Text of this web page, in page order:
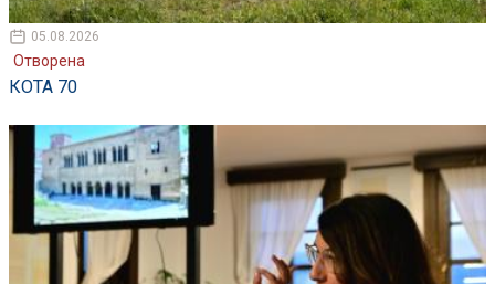
05.08.2026
Отворена
КОТА 70